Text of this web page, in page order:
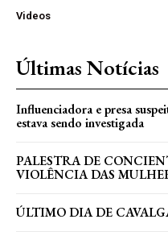
Videos
Últimas Notícias
Influenciadora e presa
estava sendo investigada
PALESTRA DE
VIOLÊNCIA DAS
ÚLTIMO DIA DE